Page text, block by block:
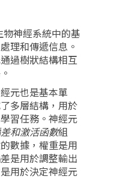
神經系統中的基
理和傳遞信息。
過樹狀結構相互
元也是基本單
多層結構，用於
習任務。神經元
和激活函數組
數據，權重是用
是用於調整輸出
用於決定神經元